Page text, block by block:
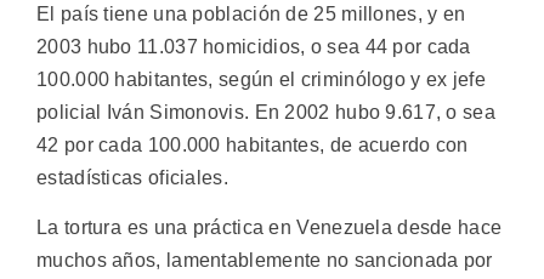
El país tiene una población de 25 millones, y en
2003 hubo 11.037 homicidios, o sea 44 por cada
100.000 habitantes, según el criminólogo y ex jefe
policial Iván Simonovis. En 2002 hubo 9.617, o sea
42 por cada 100.000 habitantes, de acuerdo con
estadísticas oficiales.
La tortura es una práctica en Venezuela desde hace
muchos años, lamentablemente no sancionada por